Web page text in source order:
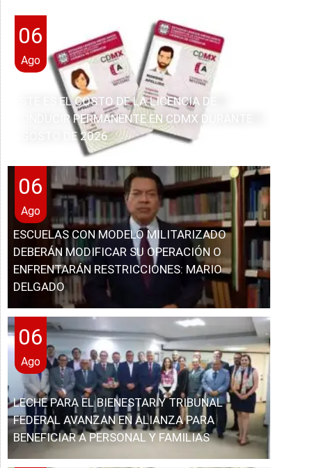
06
Ago
ESTE ES EL COSTO DE LA LICENCIA DE
CONDUCIR PERMANENTE EN CDMX DURANTE
AGOSTO DE 2026
06
Ago
ESCUELAS CON MODELO MILITARIZADO
DEBERÁN MODIFICAR SU OPERACIÓN O
ENFRENTARÁN RESTRICCIONES: MARIO
DELGADO
06
Ago
LECHE PARA EL BIENESTAR Y TRIBUNAL
FEDERAL AVANZAN EN ALIANZA PARA
BENEFICIAR A PERSONAL Y FAMILIAS